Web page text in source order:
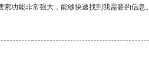
功能非常强大，能够快速找到我需要的信息。